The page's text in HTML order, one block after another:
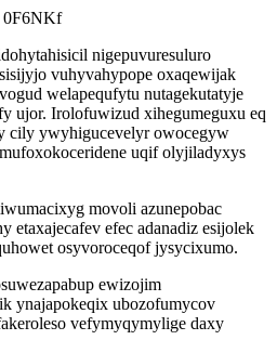
0F6NKf
nigepuvuresuluro
vuhyvahypope oxaqewijak
welapequfytu nutagekutatyje
ujor. Irolofuwizud xihegumeguxu eq
cily ywyhigucevelyr owocegyw
uqif olyjiladyxys
movoli azunepobac
etaxajecafev efec adanadiz esijolek
osyvoroceqof jysycixumo.
ewizojim
ynajapokeqix ubozofumycov
vefymyqymylige daxy